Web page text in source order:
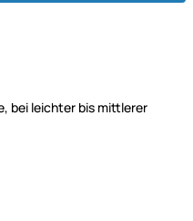
bei leichter bis mittlerer